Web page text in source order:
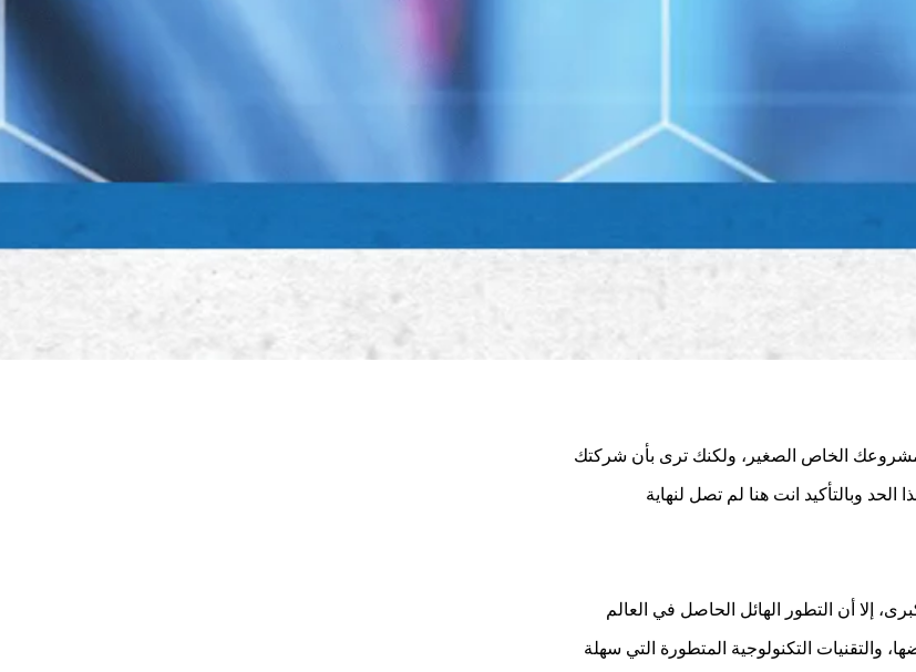
الخاص الصغير، ولكنك ترى بأن شركتك
وبالتأكيد انت هنا لم تصل لنهاية
إلا أن التطور الهائل الحاصل في العالم
والتقنيات التكنولوجية المتطورة التي سهلة